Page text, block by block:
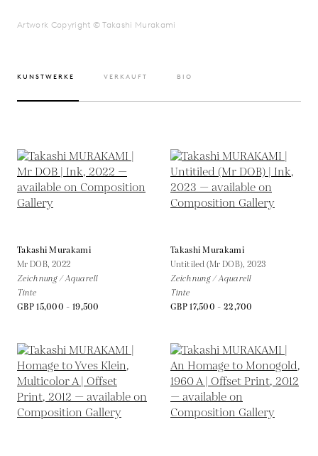
Artwork Copyright © Takashi Murakami
KUNSTWERKE VERKAUFT BIO
Takashi Murakami
Mr DOB, 2022
Zeichnung / Aquarell
Tinte
GBP 15,000 - 19,500
Takashi Murakami
Untitiled (Mr DOB), 2023
Zeichnung / Aquarell
Tinte
GBP 17,500 - 22,700